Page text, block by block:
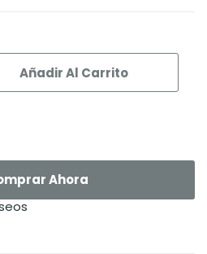
Añadir Al Carrito
Ahora